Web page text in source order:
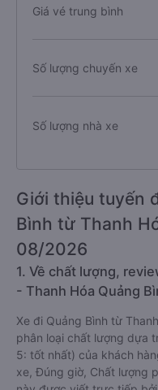
Giá vé trung bình
Số lượng chuyến xe
Số lượng nhà xe
Giới thiệu tuyến
Bình từ Thanh
08/2026
1. Về chất lượng,
- Thanh Hóa Quảng
Xe đi Quảng Bình từ
phân loại chất lượng dựa
5: tốt nhất) của khách
xe, Đúng giờ, Chất lượng